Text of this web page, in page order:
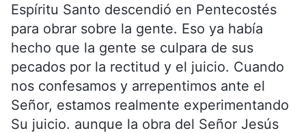
Espíritu Santo descendió en Pentecostés
para obrar sobre la gente. Eso ya había
hecho que la gente se culpara de sus
pecados por la rectitud y el juicio. Cuando
nos confesamos y arrepentimos ante el
Señor, estamos realmente experimentando
Su juicio. aunque la obra del Señor Jesús